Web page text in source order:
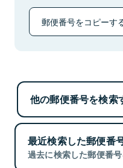
郵便番号をコピーす
他の郵便番号を検索
最近検索した郵便番
過去に検索した郵便番号